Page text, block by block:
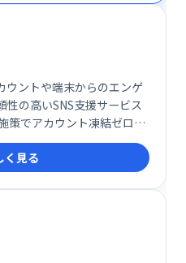
ウントや端末からのエンゲ
性の高いSNS支援サービス
策でアカウント凍結ゼロを
利用いただけます。
く見る